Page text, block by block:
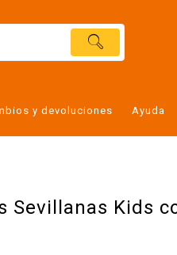
y devoluciones Ayuda
Sevillanas Kids